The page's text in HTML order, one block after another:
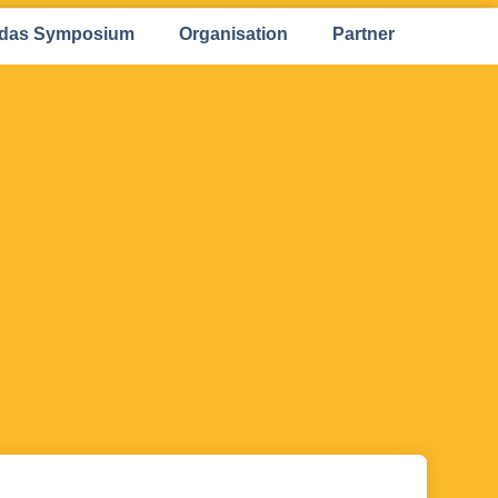
Symposium Organisation Partner